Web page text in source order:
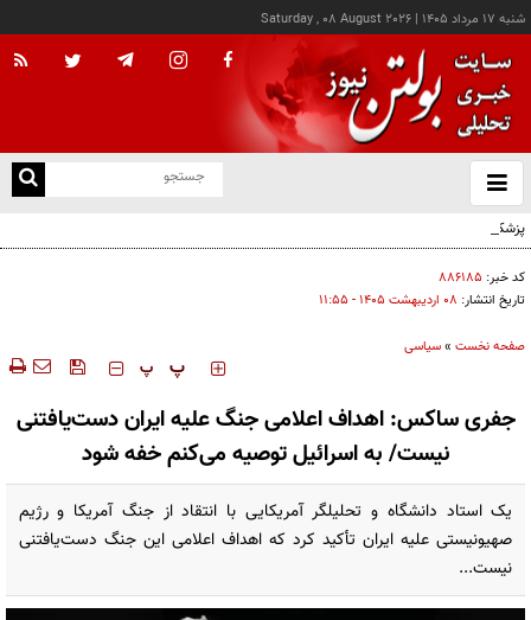
شنبه ۱۷ مرداد ۱۴۰۵ |
Saturday , 08 August 2026
باز
و
پزشکیان: خدمت بی‌منت و مشارکت مردمی، پایه حل مشکلات کشور است
کد خبر: ۸۸۶۱۸۵
تاریخ انتشار: ۰۸ ارديبهشت ۱۴۰۵ - ۱۱:۵۵
صفحه نخست »سیاسی
‍‍‍ پ پ
جفری ساکس: اهداف اعلامی جنگ علیه ایران دست‌یافتنی
نیست/ به اسرائیل توصیه می‌کنم خفه شود
یک استاد دانشگاه و تحلیلگر آمریکایی با انتقاد از جنگ آمریکا و رژیم
صهیونیستی علیه ایران تأکید کرد که اهداف اعلامی این جنگ دست‌یافتنی
نیست...